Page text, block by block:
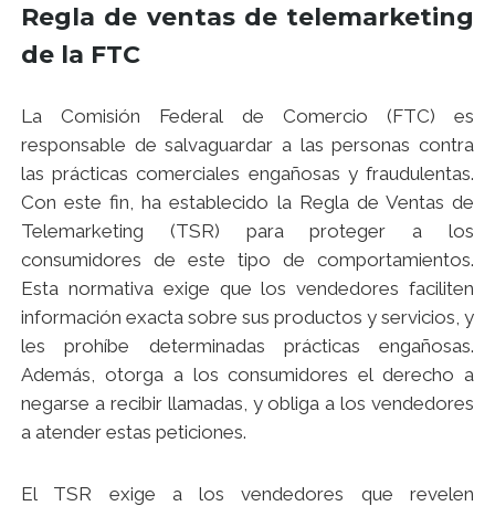
Regla de ventas de telemarketing
de la FTC
La Comisión Federal de Comercio (FTC) es
responsable de salvaguardar a las personas contra
las prácticas comerciales engañosas y fraudulentas.
Con este fin, ha establecido la Regla de Ventas de
Telemarketing (TSR) para proteger a los
consumidores de este tipo de comportamientos.
Esta normativa exige que los vendedores faciliten
información exacta sobre sus productos y servicios, y
les prohíbe determinadas prácticas engañosas.
Además, otorga a los consumidores el derecho a
negarse a recibir llamadas, y obliga a los vendedores
a atender estas peticiones.
El TSR exige a los vendedores que revelen